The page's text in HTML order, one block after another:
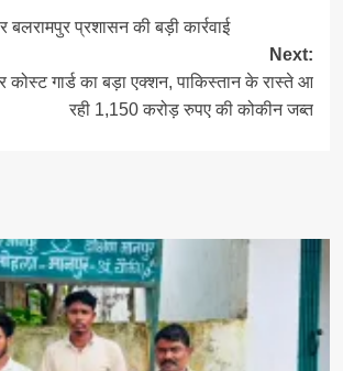
प्रशासन की बड़ी कार्रवाई
Next:
गार्ड का बड़ा एक्शन, पाकिस्तान के रास्ते आ
रही 1,150 करोड़ रुपए की कोकीन जब्त